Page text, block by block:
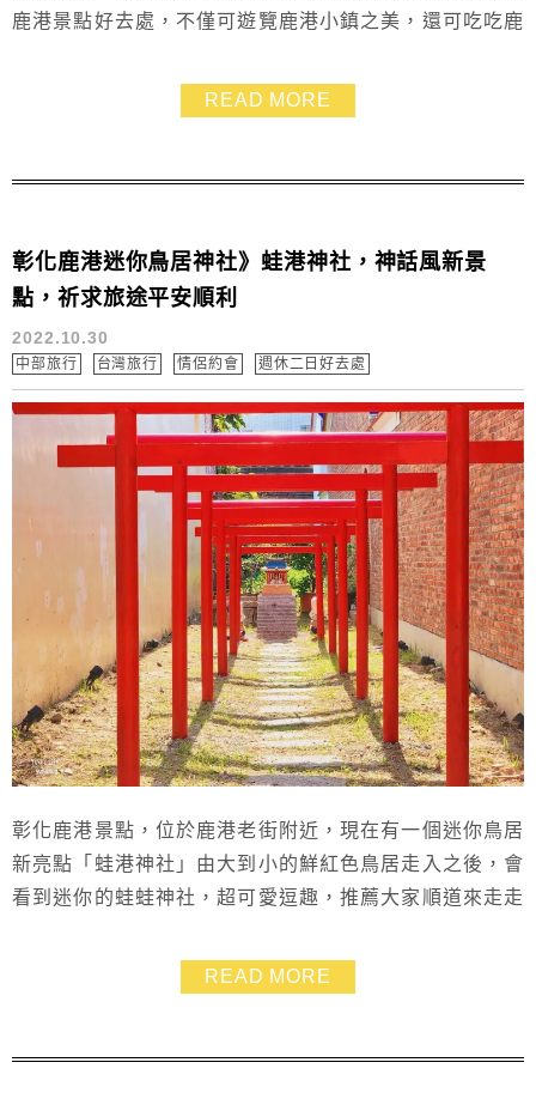
鹿港景點好去處，不僅可遊覽鹿港小鎮之美，還可吃吃鹿
READ MORE
彰化鹿港迷你鳥居神社》蛙港神社，神話風新景
點，祈求旅途平安順利
2022.10.30
中部旅行 台灣旅行 情侶約會 週休二日好去處
彰化鹿港景點，位於鹿港老街附近，現在有一個迷你鳥居
新亮點「蛙港神社」由大到小的鮮紅色鳥居走入之後，會
看到迷你的蛙蛙神社，超可愛逗趣，推薦大家順道來走走
READ MORE